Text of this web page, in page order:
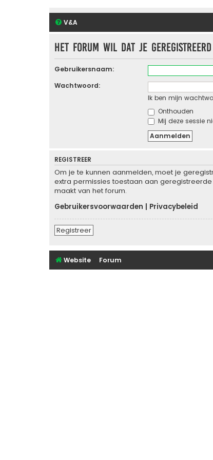
V&A
Het forum wil dat je
Gebruikersnaam:
Wachtwoord:
Ik ben mijn
Onthouden
Mij deze sessie
REGISTREER
Om je te kunnen aanmelden, moet je
extra permissies toestaan aan
maakt van het forum.
Gebruikersvoorwaarden
Privacybeleid
Registreer
Website Forum